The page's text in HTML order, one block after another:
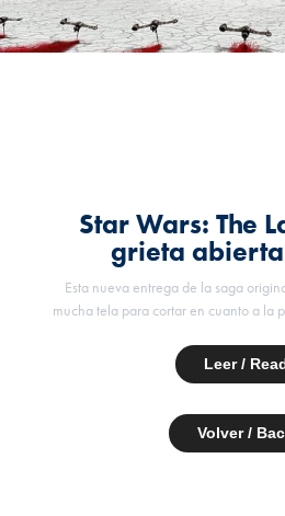
Star Wars: The
grieta
Esta nueva entrega de la saga
mucha tela para cortar en cuanto a la
Leer /
Volver /